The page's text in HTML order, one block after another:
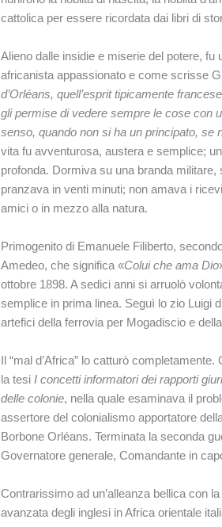
cattolica per essere ricordata dai libri di
Alieno dalle insidie e miserie del potere,
africanista appassionato e come scrisse
d’Orléans, quell’esprit tipicamente
gli permise di vedere sempre le cose con
senso, quando non si ha un principato,
vita fu avventurosa, austera e semplice;
profonda. Dormiva su una branda
pranzava in venti minuti; non amava i
amici o in mezzo alla natura.
Primogenito di Emanuele Filiberto,
Amedeo, che significa «Colui che ama Dio
ottobre 1898. A sedici anni si arruolò
semplice in prima linea. Seguì lo zio Luigi
artefici della ferrovia per Mogadiscio e
Il “mal d’Africa” lo catturò
la tesi I concetti informatori dei rapporti
delle colonie, nella quale esaminava il
assertore del colonialismo apportatore
Borbone Orléans. Terminata la seconda
Governatore generale, Comandante in
Contrarissimo ad un’alleanza bellica con
avanzata degli inglesi in Africa orientale